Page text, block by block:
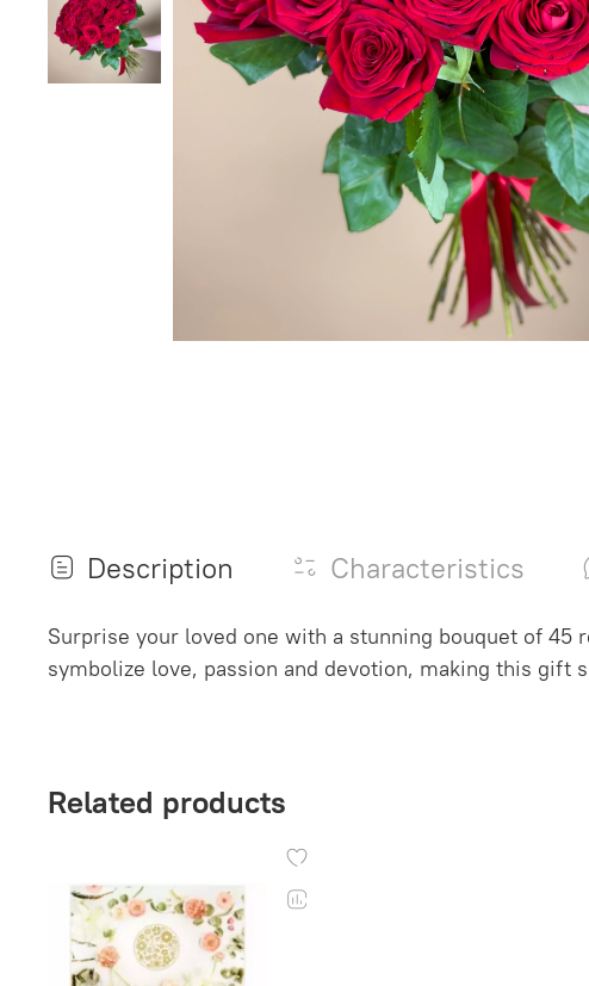
Description Characteristics
Surprise your loved one with a stunning bouquet of
symbolize love, passion and devotion, making this gift
Related products